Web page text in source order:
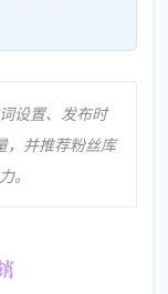
设置、发布时
，并推荐粉丝库
。